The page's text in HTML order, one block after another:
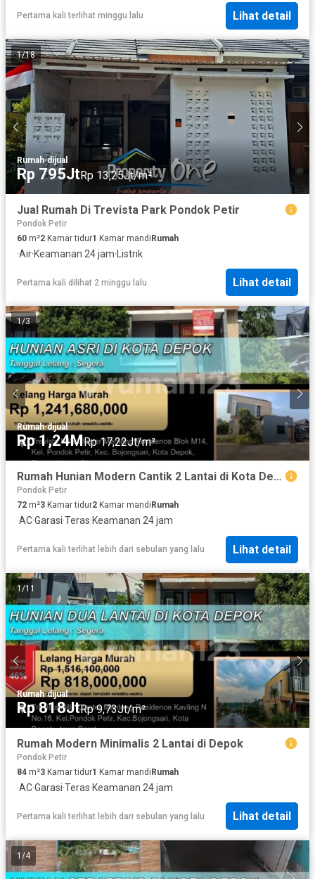
Pertama kali terlihat minggu lalu Lihat detail
1/18
Rumah·dijual
Rp 795JtRp 13,25Jt/m²
Jual Rumah Di Trevista Park Pondok Petir
Pondok Petir
60 m²2 Kamar tidur1 Kamar mandiRumah
·Air·Keamanan 24 jam· Listrik
Pertama kali dilihat 2 minggu lalu Lihat detail
1/3
Rumah·dijual
Rp 1,24MRp 17,22Jt/m²
Rumah Hunian Modern Cantik 2 Lantai di Kota Depok
Pondok Petir
72 m²3 Kamar tidur2 Kamar mandi Rumah
·AC·Garasi·Teras·Keamanan 24 jam
Pertama kali terlihat lebih dari sebulan yang lalu Lihat detail
1/11
Rumah·dijual
Rp 818JtRp 9,73Jt/m²
Rumah Modern Minimalis 2 Lantai di Depok
Pondok Petir
84 m²3 Kamar tidur1 Kamar mandiRumah
·AC·Garasi·Teras·Keamanan 24 jam
Pertama kali terlihat lebih dari sebulan yang lalu Lihat detail
1 /4